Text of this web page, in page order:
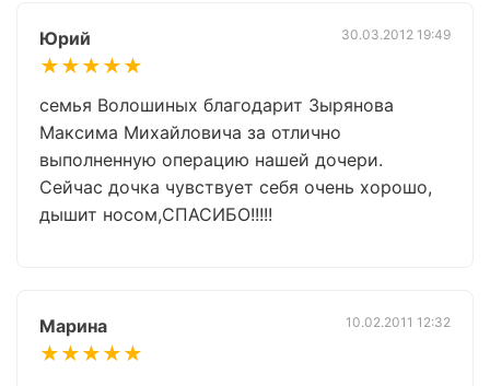
Юрий
★★★★★
30.03.2012 19:49
семья Волошиных благодарит Зырянова
Максима Михайловича за отлично
выполненную операцию нашей дочери.
Сейчас дочка чувствует себя очень хорошо,
дышит носом,СПАСИБО!!!!!
Марина
★★★★★
10.02.2011 12:32